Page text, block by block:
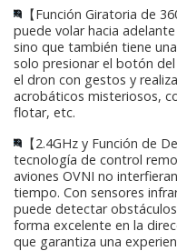
【Función Giratoria de
puede volar hacia
sino que también tiene
solo presionar el botón
el dron con gestos y
acrobáticos misteriosos,
flotar, etc.
【2.4GHz y Función de
tecnología de control
aviones OVNI no
tiempo. Con sensores
puede detectar
forma excelente en la
que garantiza una